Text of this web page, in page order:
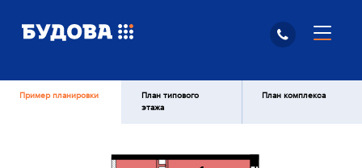
Пример планировки
План типового
этажа
План комплекса